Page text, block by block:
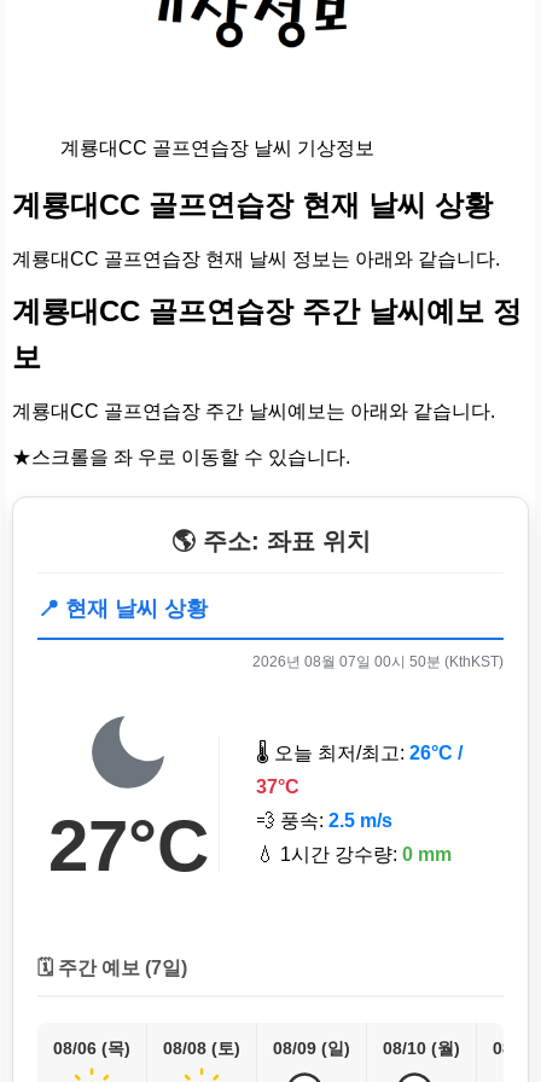
계룡대CC 골프연습장 날씨 기상정보
계룡대CC 골프연습장 현재 날씨 상황
계룡대CC 골프연습장 현재 날씨 정보는 아래와 같습니다.
계룡대CC 골프연습장 주간 날씨예보 정
보
계룡대CC 골프연습장 주간 날씨예보는 아래와 같습니다.
★스크롤을 좌 우로 이동할 수 있습니다.
🌎 주소: 좌표 위치
📍 현재 날씨 상황
2026년 08월 07일 00시 50분 (KthKST)
27°C
🌡️ 오늘 최저/최고: 26°C /
37°C
💨 풍속: 2.5 m/s
💧 1시간 강수량: 0 mm
🗓️ 주간 예보 (7일)
08/06 (목) 08/08 (토) 08/09 (일) 08/10 (월) 08/11